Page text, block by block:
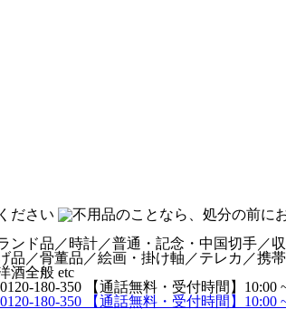
ンド品／時計／普通・記念・中国切手
品／骨董品／絵画・掛け軸／テレカ／
酒全般 etc